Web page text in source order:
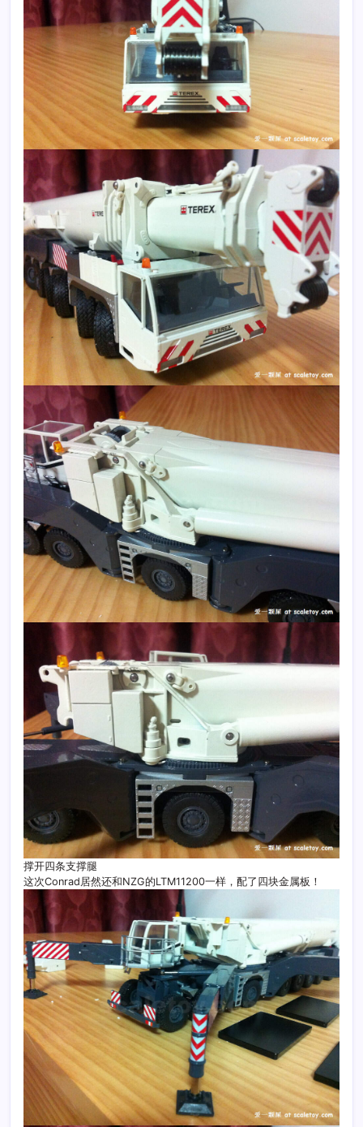
撑开四条支撑腿
这次Conrad居然还和NZG的LTM11200一样，配了四块金属板！